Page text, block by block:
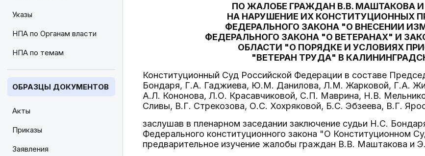
Указы
НПА по Органам власти
НПА по темам
ОБРАЗЦЫ ДОКУМЕНТОВ
Акты
Приказы
Заявления
ПО ЖАЛОБЕ ГРАЖДАН В.В. МАШТАКОВА
НА НАРУШЕНИЕ ИХ КОНСТИТУЦИОННЫХ
ФЕДЕРАЛЬНОГО ЗАКОНА "О ВНЕСЕНИИ
ФЕДЕРАЛЬНОГО ЗАКОНА "О ВЕТЕРАНАХ" И
ОБЛАСТИ "О ПОРЯДКЕ И УСЛОВИЯХ
"ВЕТЕРАН ТРУДА" В
Конституционный Суд Российской Федерации в составе
Бондаря, Г.А. Гаджиева, Ю.М. Данилова, Л.М. Жарковой, Г.А.
А.Л. Кононова, Л.О. Красавчиковой, С.П. Маврина, Н.В.
Сливы, В.Г. Стрекозова, О.С. Хохряковой, Б.С. Эбзеева, В.Г.
заслушав в пленарном заседании заключение судьи Н.С.
Федерального конституционного закона "О Конституционном
предварительное изучение жалобы граждан В.В. Маштакова и